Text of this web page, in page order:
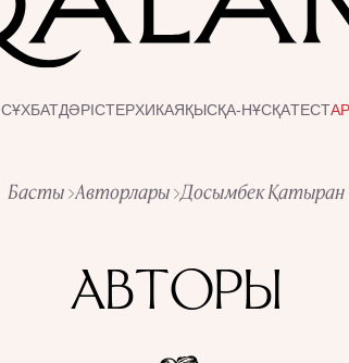
СҰХБАТДӘРІСТЕРХИКАЯҚЫСҚА-НҰСҚАТЕСТ
Басты Авторлары Досымбек Қатыран
АВТОРЫ